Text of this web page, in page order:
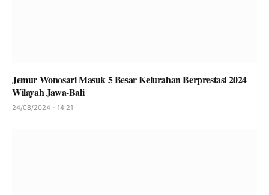
Jemur Wonosari Masuk 5 Besar Kelurahan Berprestasi 2024
Wilayah Jawa-Bali
24/08/2024 - 14:21